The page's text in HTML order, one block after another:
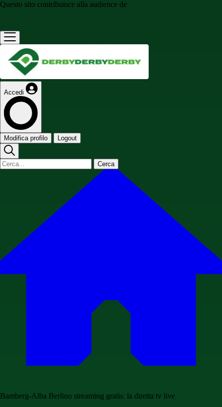
Questo sito contribuisce alla audience de
Accedi
Modifica profilo Logout
Cerca
Bamberg-Alba Berlino streaming gratis: la diretta tv live